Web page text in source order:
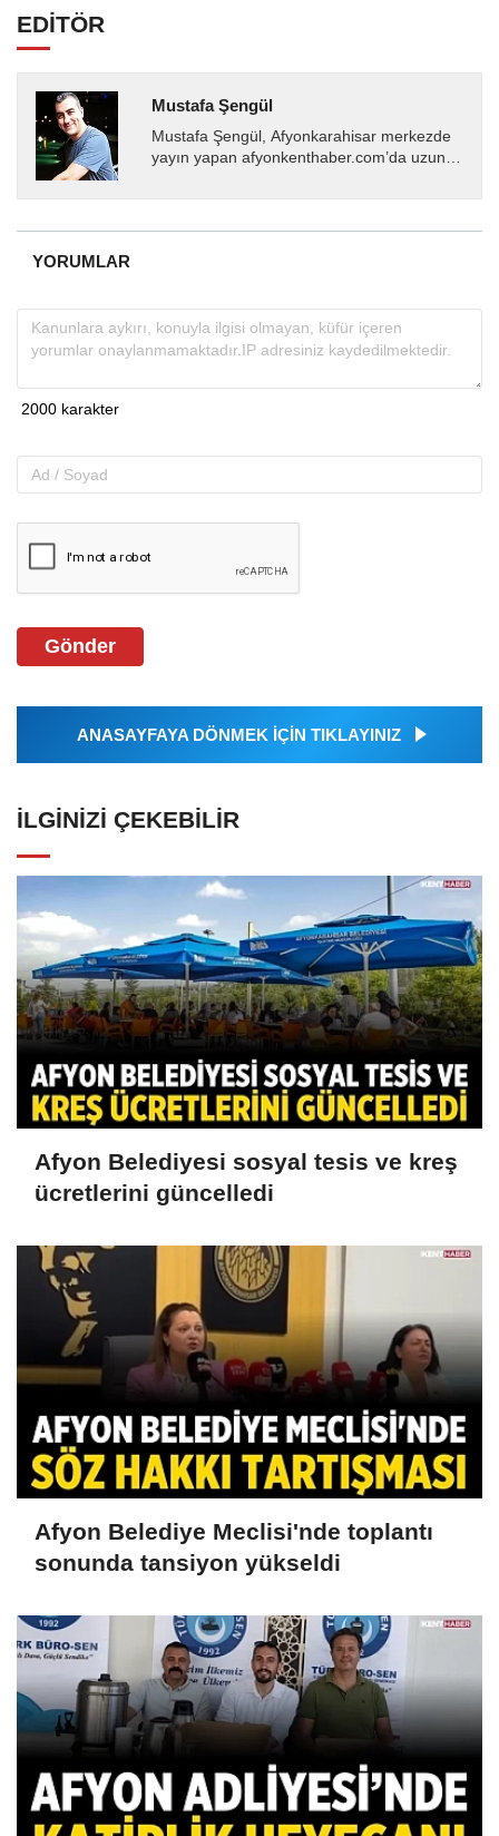
EDİTÖR
Mustafa Şengül
Mustafa Şengül, Afyonkarahisar merkezde
yayın yapan afyonkenthaber.com’da uzun
almakta, haber akışı...
YORUMLAR
Gönder
ANASAYFAYA DÖNMEK İÇİN TIKLAYINIZ
İLGINIZI ÇEKEBILIR
Afyon Belediyesi sosyal tesis ve kreş
ücretlerini güncelledi
Afyon Belediye Meclisi'nde toplantı
sonunda tansiyon yükseldi